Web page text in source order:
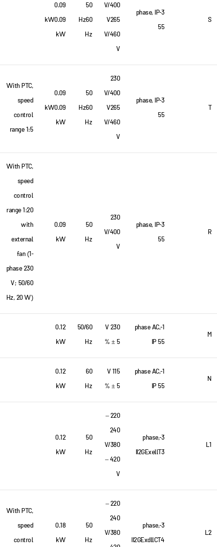
S
3-phase, IP
55
V/400
V265
V/460
V
50
Hz60
Hz
0.09
kW0.09
kW
T
3-phase, IP
55
230
V/400
V265
V/460
V
50
Hz60
Hz
0.09
kW0.09
kW
With PTC,
speed
control
range 1:5
R
3-phase, IP
55
230
V/400
V
50
Hz
0.09
kW
With PTC,
speed
control
range 1:20
with
external
fan (1-
phase 230
V; 50/60
Hz, 20 W)
M
1-phase AC,
IP 55
230 V
± 5 %
50/60
Hz
0.12
kW
N
1-phase AC,
IP 55
115 V
± 5 %
60
Hz
0.12
kW
L1
3-phase,
II2GExellT3
220 –
240
V/380
– 420
V
50
Hz
0.12
kW
L2
3-phase,
II2GExdllCT4
220 –
240
V/380
50
Hz
0.18
kW
With PTC,
speed
control